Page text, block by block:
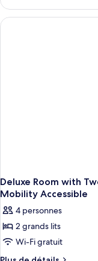
le
type
de
Deluxe Room with
Mobility Accessible
4 personnes
2 grands lits
Wi-Fi gratuit